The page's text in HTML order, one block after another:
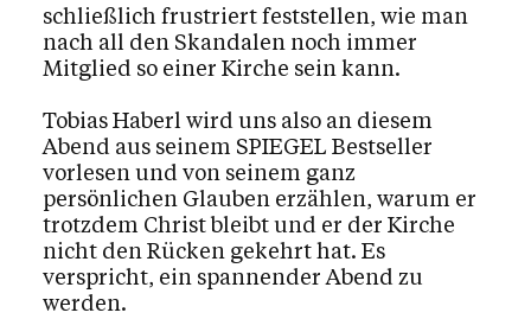
schließlich frustriert feststellen, wie man
nach all den Skandalen noch immer
Mitglied so einer Kirche sein kann.
Tobias Haberl wird uns also an diesem
Abend aus seinem SPIEGEL Bestseller
vorlesen und von seinem ganz
persönlichen Glauben erzählen, warum er
trotzdem Christ bleibt und er der Kirche
nicht den Rücken gekehrt hat. Es
verspricht, ein spannender Abend zu
werden.